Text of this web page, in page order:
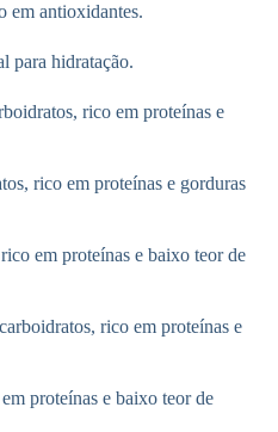
em antioxidantes.
para hidratação.
rico em proteínas e
rico em proteínas e gorduras
em proteínas e baixo teor de
rico em proteínas e
proteínas e baixo teor de